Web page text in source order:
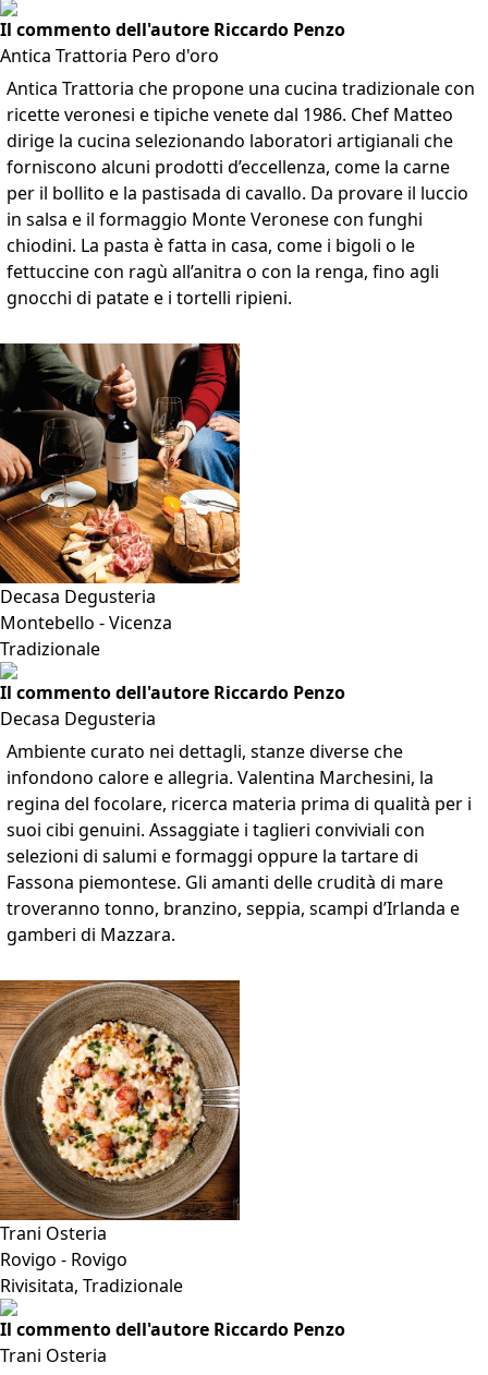
Il commento dell'autore Riccardo Penzo
Antica Trattoria Pero d'oro
Antica Trattoria che propone una cucina tradizionale con
ricette veronesi e tipiche venete dal 1986. Chef Matteo
dirige la cucina selezionando laboratori artigianali che
forniscono alcuni prodotti d’eccellenza, come la carne
per il bollito e la pastisada di cavallo. Da provare il luccio
in salsa e il formaggio Monte Veronese con funghi
chiodini. La pasta è fatta in casa, come i bigoli o le
fettuccine con ragù all’anitra o con la renga, fino agli
gnocchi di patate e i tortelli ripieni.
Decasa Degusteria
Montebello - Vicenza
Tradizionale
Il commento dell'autore Riccardo Penzo
Decasa Degusteria
Ambiente curato nei dettagli, stanze diverse che
infondono calore e allegria. Valentina Marchesini, la
regina del focolare, ricerca materia prima di qualità per i
suoi cibi genuini. Assaggiate i taglieri conviviali con
selezioni di salumi e formaggi oppure la tartare di
Fassona piemontese. Gli amanti delle crudità di mare
troveranno tonno, branzino, seppia, scampi d’Irlanda e
gamberi di Mazzara.
Trani Osteria
Rovigo - Rovigo
Rivisitata, Tradizionale
Il commento dell'autore Riccardo Penzo
Trani Osteria